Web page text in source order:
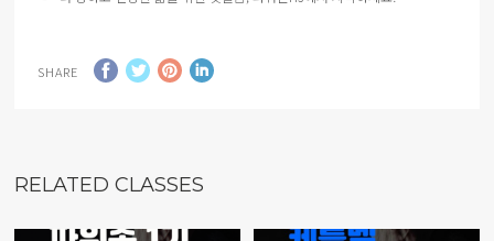
SHARE
RELATED CLASSES